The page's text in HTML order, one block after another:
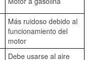
Más ruidoso debido al
funcionamiento del
motor
Debe usarse al aire